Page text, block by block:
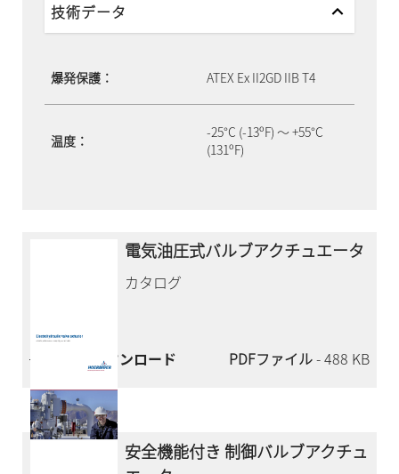
技術データ
爆発保護： ATEX Ex II2GD IIB T4
温度：
-25°C (-13ºF) ～ +55°C
(131ºF)
電気油圧式バルブアクチュエータ
カタログ
今すぐダウンロード PDFファイル- 488 KB
安全機能付き 制御バルブアクチュ